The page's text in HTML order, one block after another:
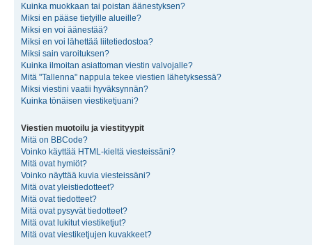
Kuinka muokkaan tai poistan äänestyksen?
Miksi en pääse tietyille alueille?
Miksi en voi äänestää?
Miksi en voi lähettää liitetiedostoa?
Miksi sain varoituksen?
Kuinka ilmoitan asiattoman viestin valvojalle?
Mitä "Tallenna" nappula tekee viestien lähetyksessä?
Miksi viestini vaatii hyväksynnän?
Kuinka tönäisen viestiketjuani?
Viestien muotoilu ja viestityypit
Mitä on BBCode?
Voinko käyttää HTML-kieltä viesteissäni?
Mitä ovat hymiöt?
Voinko näyttää kuvia viesteissäni?
Mitä ovat yleistiedotteet?
Mitä ovat tiedotteet?
Mitä ovat pysyvät tiedotteet?
Mitä ovat lukitut viestiketjut?
Mitä ovat viestiketjujen kuvakkeet?